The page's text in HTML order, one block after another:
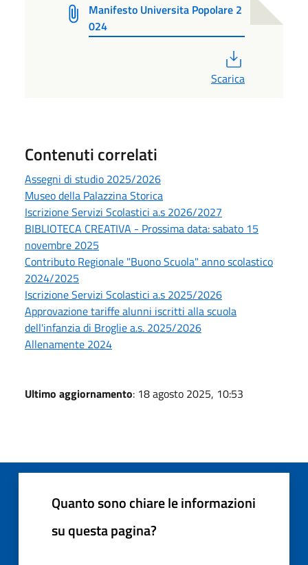
Manifesto Universita Popolare 2
024
Scarica
Contenuti correlati
Assegni di studio 2025/2026
Museo della Palazzina Storica
Iscrizione Servizi Scolastici a.s 2026/2027
BIBLIOTECA CREATIVA - Prossima data: sabato 15
novembre 2025
Contributo Regionale "Buono Scuola" anno scolastico
2024/2025
Iscrizione Servizi Scolastici a.s 2025/2026
Approvazione tariffe alunni iscritti alla scuola
dell'infanzia di Broglie a.s. 2025/2026
Allenamente 2024
Ultimo aggiornamento: 18 agosto 2025, 10:53
Quanto sono chiare le informazioni
su questa pagina?